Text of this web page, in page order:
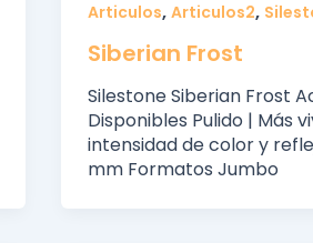
Articulos,Articulos2,
Siberian Frost
Silestone Siberian Frost
Disponibles Pulido | Más
intensidad de color y
mm Formatos Jumbo